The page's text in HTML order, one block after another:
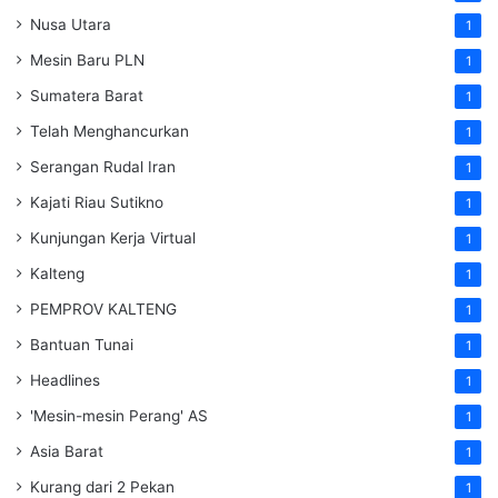
Nusa Utara 1
Mesin Baru PLN 1
Sumatera Barat 1
Telah Menghancurkan 1
Serangan Rudal Iran 1
Kajati Riau Sutikno 1
Kunjungan Kerja Virtual 1
Kalteng 1
PEMPROV KALTENG 1
Bantuan Tunai 1
Headlines 1
'Mesin-mesin Perang' AS 1
Asia Barat 1
Kurang dari 2 Pekan 1